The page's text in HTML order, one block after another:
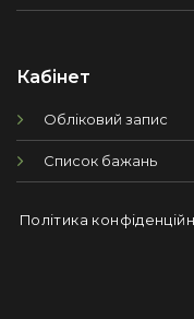
Кабінет
Обліковий запис
Список бажань
Політика